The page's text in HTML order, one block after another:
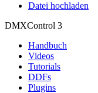
Datei hochladen
DMXControl 3
Handbuch
Videos
Tutorials
DDFs
Plugins